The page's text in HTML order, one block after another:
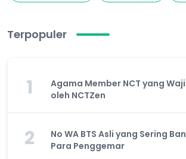
Terpopuler
1
Agama Member NCT yang
oleh NCTZen
2
No WA BTS Asli yang Sering
Para Penggemar